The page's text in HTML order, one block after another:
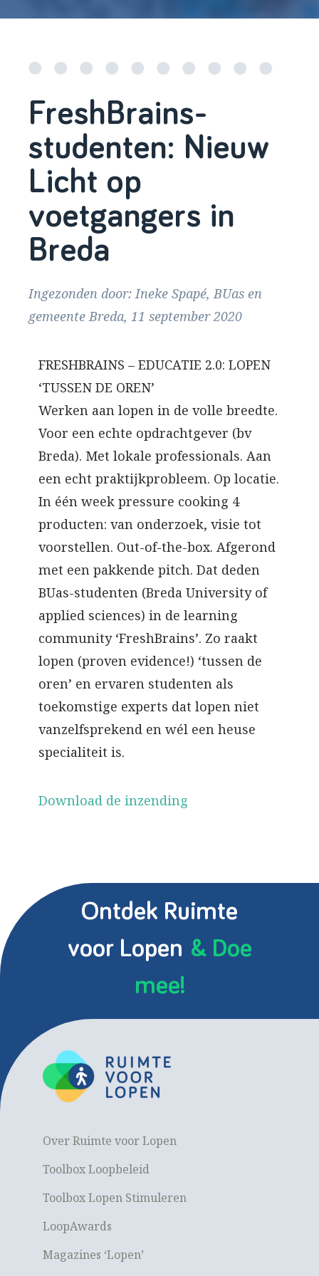
FreshBrains-
studenten: Nieuw
Licht op
voetgangers in
Breda
Ingezonden door: Ineke Spapé, BUas en
gemeente Breda, 11 september 2020
FRESHBRAINS – EDUCATIE 2.0: LOPEN
‘TUSSEN DE OREN’
Werken aan lopen in de volle breedte.
Voor een echte opdrachtgever (bv
Breda). Met lokale professionals. Aan
een echt praktijkprobleem. Op locatie.
In één week pressure cooking 4
producten: van onderzoek, visie tot
voorstellen. Out-of-the-box. Afgerond
met een pakkende pitch. Dat deden
BUas-studenten (Breda University of
applied sciences) in de learning
community ‘FreshBrains’. Zo raakt
lopen (proven evidence!) ‘tussen de
oren’ en ervaren studenten als
toekomstige experts dat lopen niet
vanzelfsprekend en wél een heuse
specialiteit is.
Download de inzending
Ontdek Ruimte
voor Lopen & Doe
mee!
Over Ruimte voor Lopen
Toolbox Loopbeleid
Toolbox Lopen Stimuleren
LoopAwards
Magazines ‘Lopen’